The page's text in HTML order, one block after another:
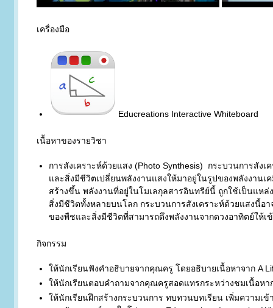
เครื่องมือ
Educreations Interactive Whiteboard
เนื้อหาของรายวิชา
การสังเคราะห์ด้วยแสง (Photo Synthesis) กระบวนการสัง
และสิ่งมีชีวิตเปลี่ยนพลังงานแสงให้มาอยู่ในรูปของพลังงานเ
สร้างขึ้น พลังงานที่อยู่ในโมเลกุลสารอินทรีย์นี้ ถูกใช้เป็นแห
สิ่งมีชีวิตทั้งหลายบนโลก กระบวนการสังเคราะห์ด้วยแสงนี้อา
ของพืชและสิ่งมีชีวิตที่สามารถดึงพลังงานจากดวงอาทิตย์ให้เ
กิจกรรม
ให้นักเรียนฟังคำอธิบายจากคุณครู โดยอธิบายเนื้อหาจาก A
ให้นักเรียนตอบคำถามจากคุณครูสอดแทรกระหว่างชมเนื้อหา
ให้นักเรียนฝึกสร้างกระบวนการ ทบทวนบทเรียน เพิ่มความเ